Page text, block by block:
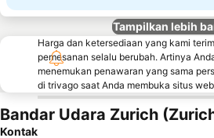
Tampilkan lebih
Harga dan ketersediaan yang kami
pemesanan selalu berubah. Artinya
menemukan penawaran yang sama
di trivago saat Anda membuka situs
Bandar Udara Zurich
Kontak